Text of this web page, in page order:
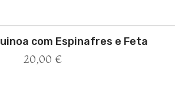
com Espinafres e Feta
20,00 €